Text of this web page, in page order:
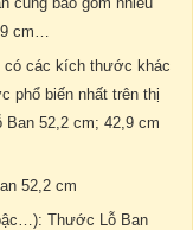
cm…
có các kích thước khác
phổ biến nhất trên thị
52,2 cm; 42,9 cm
52,2 cm
Thước Lỗ Ban